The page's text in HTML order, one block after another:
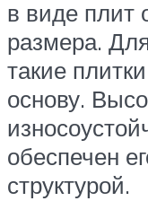
в виде плит
размера.
такие
основу.
обеспечен
структурой.